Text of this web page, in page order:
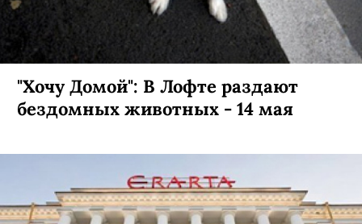
"Хочу Домой": В Лофте раздают
бездомных животных - 14 мая